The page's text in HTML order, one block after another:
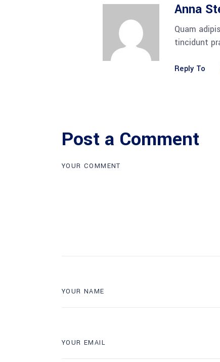
Anna
Quam
tincidunt
Reply To
Post a Comment